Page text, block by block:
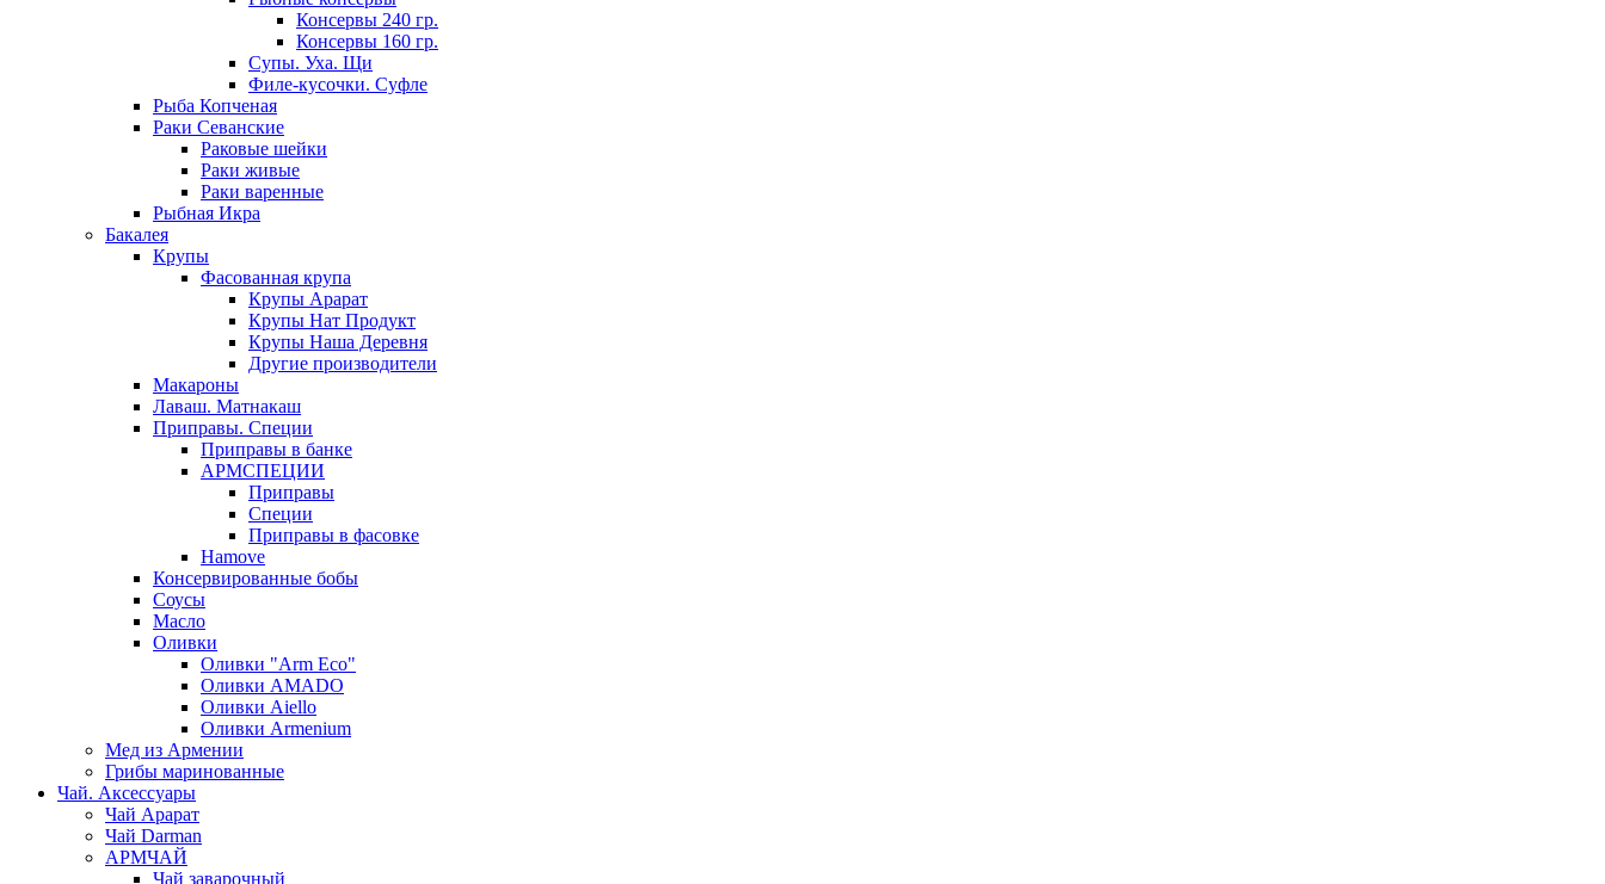
Консервы 240 гр.
Консервы 160 гр.
Супы. Уха. Щи
Филе-кусочки. Суфле
Рыба Копченая
Раки Севанские
Раковые шейки
Раки живые
Раки варенные
Рыбная Икра
Бакалея
Крупы
Фасованная крупа
Крупы Арарат
Крупы Нат Продукт
Крупы Наша Деревня
Другие производители
Макароны
Лаваш. Матнакаш
Приправы. Специи
Приправы в банке
АРМСПЕЦИИ
Приправы
Специи
Приправы в фасовке
Hamove
Консервированные бобы
Соусы
Масло
Оливки
Оливки "Arm Eco"
Оливки AMADO
Оливки Aiello
Оливки Armenium
Мед из Армении
Грибы маринованные
Чай. Аксессуары
Чай Арарат
Чай Darman
АРМЧАЙ
Чай заварочный